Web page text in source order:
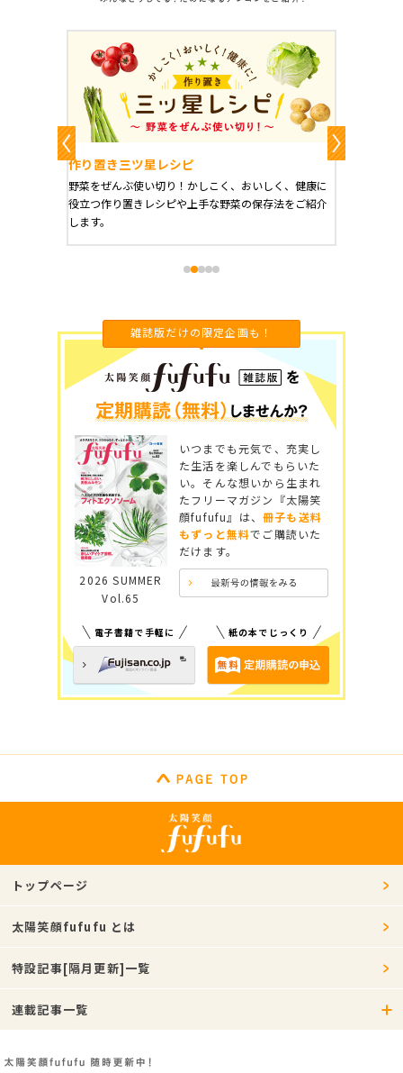
作り置きおかずレシピ
栄養豊富で美と健康にうれしい「作り置きおかず」を
ご紹介します。
雑誌版だけの限定企画も！
2026 SUMMER
Vol.65
いつまでも元気で、充実し
た生活を楽しんでもらいた
い。そんな想いから生まれ
たフリーマガジン『太陽笑
顔fufufu』は、 冊子も送料
もずっと無料でご購読いた
だけます。
電子書籍で手軽に 紙の本でじっくり
トップページ
太陽笑顔fufufu とは
特設記事[隔月更新]一覧
連載記事一覧